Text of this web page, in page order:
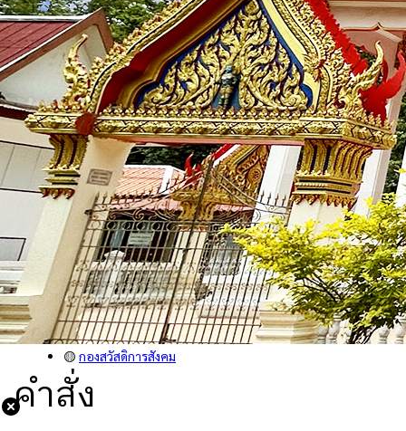
🟡กองการศึกษา ศาสนา และวัฒนธรรม
ข้อมูลการดำเนินงาน
🟡แผนพัฒนา
🟡 บริหารงานบุคคล
🟡คำสั่ง
🟡กองคลัง
🟡 กองสวัสดิการสังคม
คำสั่ง